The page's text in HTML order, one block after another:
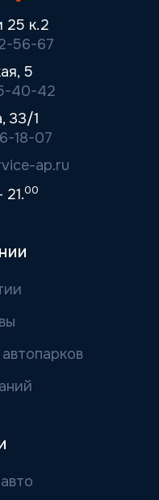
25 к.2
56-67
5
40-42
33/1
18-07
ap.ru
21.00